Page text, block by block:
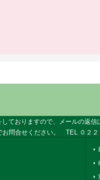
ておりますので、メールの返信
お問合せください。 TEL ０２２